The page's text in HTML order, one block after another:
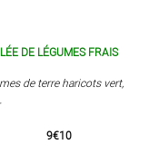
DE LÉGUMES FRAIS
de terre haricots vert,
9€10